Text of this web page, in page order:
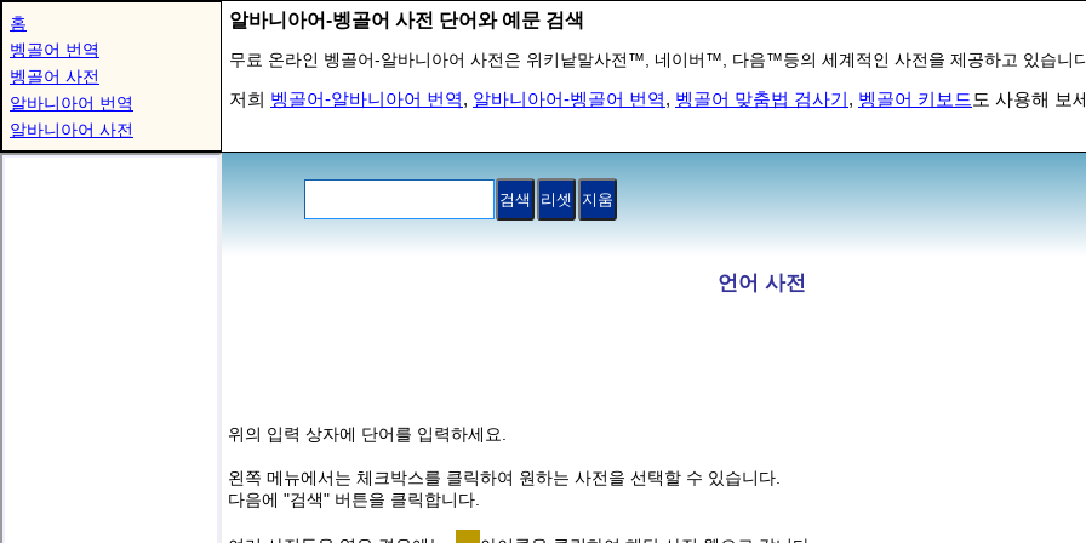
홈
벵골어 번역
벵골어 사전
알바니아어 번역
알바니아어 사전
알바니아어-벵골어 사전 단어와 예문 검색
무료 온라인 벵골어-알바니아어 사전은 위키낱말사전™, 네이버™, 다음™등의 세계적인 사전을 제공하고 있습니
저희 벵골어-알바니아어 번역, 알바니아어-벵골어 번역, 벵골어 맞춤법 검사기, 벵골어 키보드 도 사용해 보